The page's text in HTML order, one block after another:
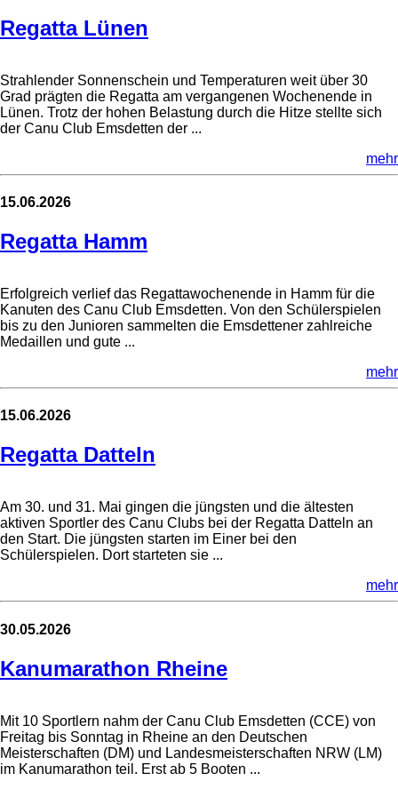
Regatta Lünen
Strahlender Sonnenschein und Temperaturen weit über 30
Grad prägten die Regatta am vergangenen Wochenende in
Lünen. Trotz der hohen Belastung durch die Hitze stellte sich
der Canu Club Emsdetten der ...
mehr
15.06.2026
Regatta Hamm
Erfolgreich verlief das Regattawochenende in Hamm für die
Kanuten des Canu Club Emsdetten. Von den Schülerspielen
bis zu den Junioren sammelten die Emsdettener zahlreiche
Medaillen und gute ...
mehr
15.06.2026
Regatta Datteln
Am 30. und 31. Mai gingen die jüngsten und die ältesten
aktiven Sportler des Canu Clubs bei der Regatta Datteln an
den Start. Die jüngsten starten im Einer bei den
Schülerspielen. Dort starteten sie ...
mehr
30.05.2026
Kanumarathon Rheine
Mit 10 Sportlern nahm der Canu Club Emsdetten (CCE) von
Freitag bis Sonntag in Rheine an den Deutschen
Meisterschaften (DM) und Landesmeisterschaften NRW (LM)
im Kanumarathon teil. Erst ab 5 Booten ...